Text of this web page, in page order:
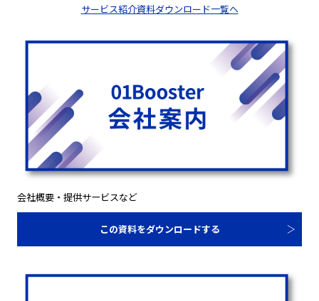
サービス紹介資料ダウンロード一覧へ
会社概要・提供サービスなど
この資料をダウンロードする